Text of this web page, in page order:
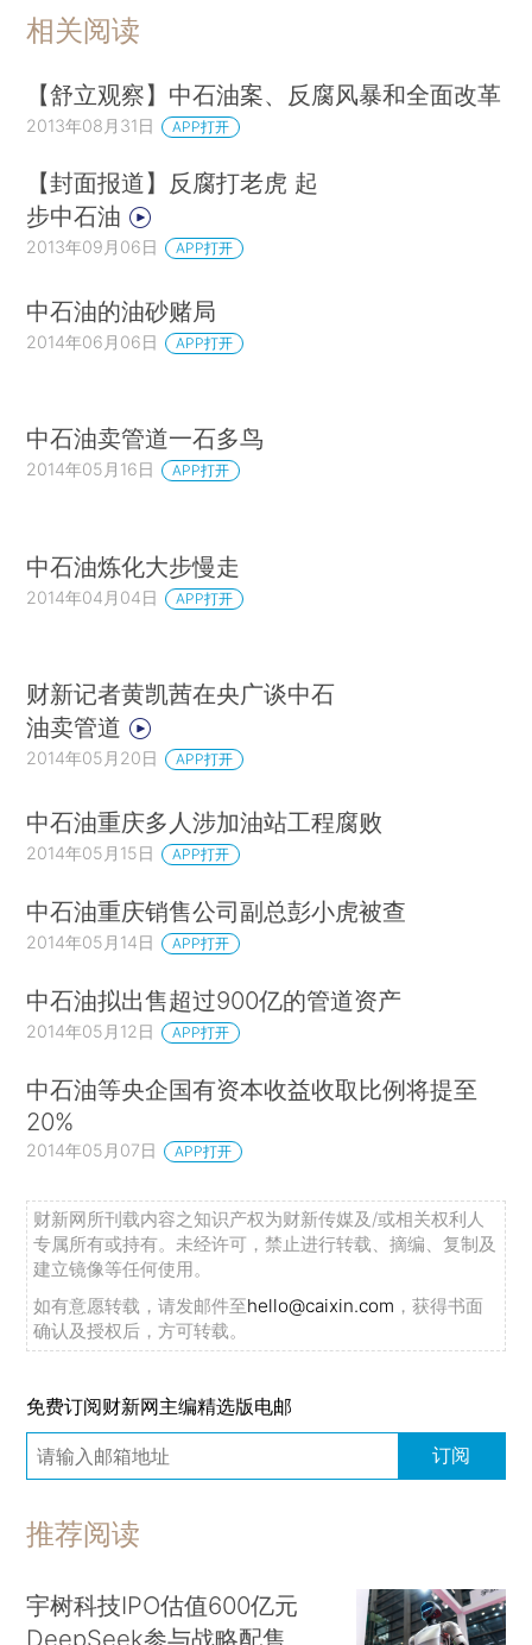
相关阅读
【舒立观察】中石油案、反腐风暴和全面改革
2013年08月31日 APP打开
【封面报道】反腐打老虎 起
步中石油
2013年09月06日 APP打开
中石油的油砂赌局
2014年06月06日 APP打开
中石油卖管道一石多鸟
2014年05月16日 APP打开
中石油炼化大步慢走
2014年04月04日 APP打开
财新记者黄凯茜在央广谈中石
油卖管道
2014年05月20日 APP打开
中石油重庆多人涉加油站工程腐败
2014年05月15日 APP打开
中石油重庆销售公司副总彭小虎被查
2014年05月14日 APP打开
中石油拟出售超过900亿的管道资产
2014年05月12日 APP打开
中石油等央企国有资本收益收取比例将提至
20%
2014年05月07日 APP打开
财新网所刊载内容之知识产权为财新传媒及/或相关权利人
专属所有或持有。未经许可，禁止进行转载、摘编、复制及
建立镜像等任何使用。
如有意愿转载，请发邮件至hello@caixin.com ，获得书面
确认及授权后，方可转载。
免费订阅财新网主编精选版电邮
订阅
推荐阅读
宇树科技IPO估值600亿元
DeepSeek参与战略配售